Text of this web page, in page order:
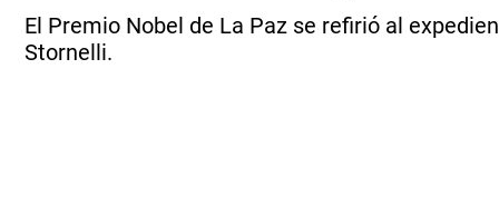
El Premio Nobel de La Paz se refirió al
Stornelli.